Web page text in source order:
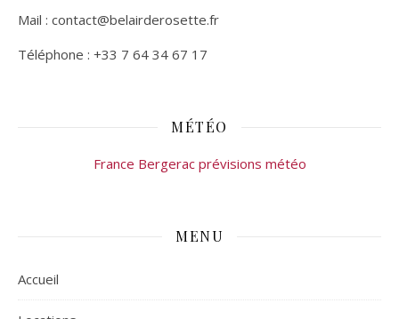
Mail : contact@belairderosette.fr
Téléphone : +33 7 64 34 67 17
MÉTÉO
France Bergerac prévisions météo
MENU
Accueil